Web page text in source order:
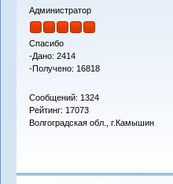
Администратор
Спасибо
-Дано: 2414
-Получено: 16818
Сообщений: 1324
Рейтинг: 17073
Волгоградская обл., г.Камышин